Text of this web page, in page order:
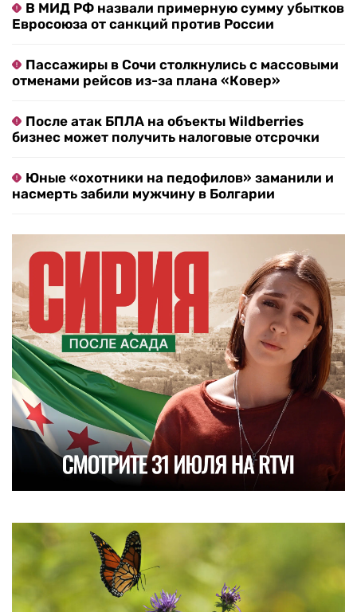
В МИД РФ назвали примерную сумму убытков
Евросоюза от санкций против России
Пассажиры в Сочи столкнулись с массовыми
отменами рейсов из-за плана «Ковер»
После атак БПЛА на объекты Wildberries
бизнес может получить налоговые отсрочки
Юные «охотники на педофилов» заманили и
насмерть забили мужчину в Болгарии